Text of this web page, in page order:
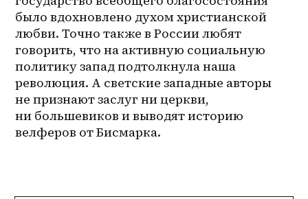
было вдохновлено духом христианской
любви. Точно также в России любят
говорить, что на активную социальную
политику запад подтолкнула наша
революция. А светские западные авторы
не признают заслуг ни церкви,
ни большевиков и выводят историю
велферов от Бисмарка.